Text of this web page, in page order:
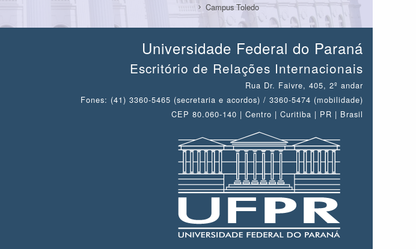
Campus Toledo
Universidade Federal do Paraná
Escritório de Relações Internacionais
Rua Dr. Faivre, 405, 2º andar
Fones: (41) 3360-5465 (secretaria e acordos) / 3360-5474 (mobilidade)
CEP 80.060-140 | Centro | Curitiba | PR | Brasil